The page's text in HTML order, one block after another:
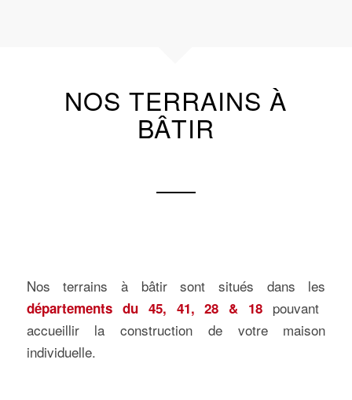
NOS TERRAINS À
BÂTIR
Nos terrains à bâtir sont situés dans les
départements du 45, 41, 28 & 18 pouvant
accueillir la construction de votre maison
individuelle.